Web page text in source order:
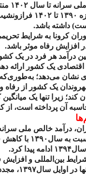
سرانه تا سال ۱۴۰۲
۱۳۹۰ تا ۱۴۰۲
داشته باشد.
کرونا به شرایط
افزایش رفاه موثر باشد.
درآمد هر فرد در یک
یک کشور ارائه
می‌دهد؛ به‌طوری‌که
یک کشور از
کند؛ زیرا تنها یک
آن پرداخته است،
درآمد خالص ملی
به سال ۱۳۹۰ با کاهش
سال۱۳۹۴ ادامه پیدا کرد.
بین‌المللی و
در اوایل سال۱۳۹۷،